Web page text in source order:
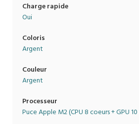
Charge rapide
Oui
Coloris
Argent
Couleur
Argent
Processeur
Puce Apple M2 (CPU 8 coeurs + GPU